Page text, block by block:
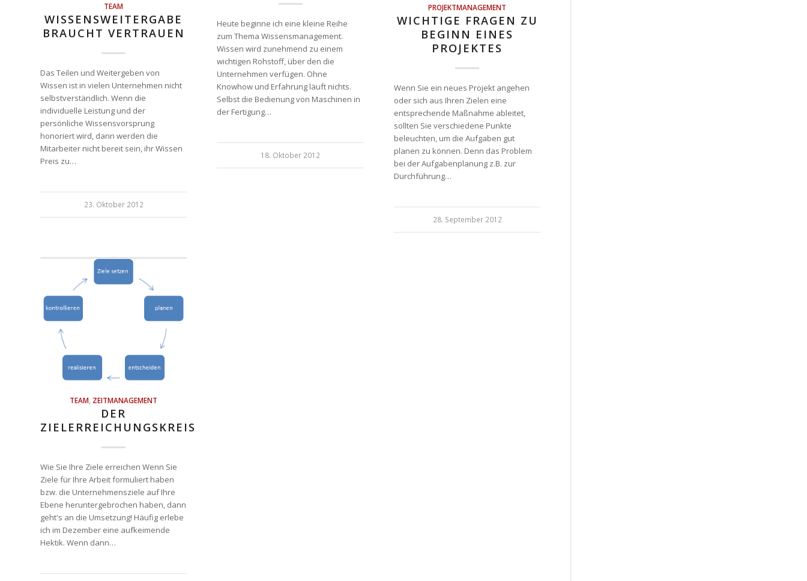
TEAM
WISSENSWEITERGABE
BRAUCHT VERTRAUEN
Das Teilen und Weitergeben von
Wissen ist in vielen Unternehmen nicht
selbstverständlich. Wenn die
individuelle Leistung und der
persönliche Wissensvorsprung
honoriert wird, dann werden die
Mitarbeiter nicht bereit sein, ihr Wissen
Preis zu…
23. Oktober 2012
Heute beginne ich eine kleine Reihe
zum Thema Wissensmanagement.
Wissen wird zunehmend zu einem
wichtigen Rohstoff, über den die
Unternehmen verfügen. Ohne
Knowhow und Erfahrung läuft nichts.
Selbst die Bedienung von Maschinen in
der Fertigung…
18. Oktober 2012
PROJEKTMANAGEMENT
WICHTIGE FRAGEN ZU
BEGINN EINES
PROJEKTES
Wenn Sie ein neues Projekt angehen
oder sich aus Ihren Zielen eine
entsprechende Maßnahme ableitet,
sollten Sie verschiedene Punkte
beleuchten, um die Aufgaben gut
planen zu können. Denn das Problem
bei der Aufgabenplanung z.B. zur
Durchführung…
28. September 2012
TEAM ZEITMANAGEMENT
DER
ZIELERREICHUNGSKREIS
Wie Sie Ihre Ziele erreichen Wenn Sie
Ziele für Ihre Arbeit formuliert haben
bzw. die Unternehmensziele auf Ihre
Ebene heruntergebrochen haben, dann
geht's an die Umsetzung! Häufig erlebe
ich im Dezember eine aufkeimende
Hektik. Wenn dann…